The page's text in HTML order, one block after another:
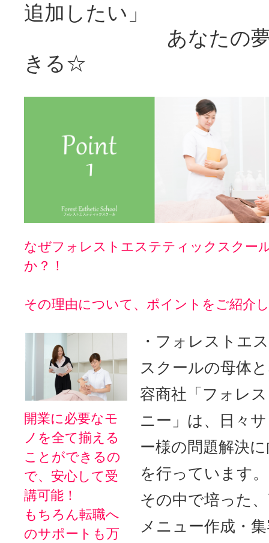
追加したい」
あなたの夢を
きる☆
なぜフォレストエステティックスクー
か？！
その理由について、ポイントをご紹介
開業に必要なモ
ノを全て揃える
ことができるの
で、安心して受
講可能！
もちろん転職へ
のサポートも万
・フォレストエ
スクールの母体
容商社「フォレ
ニー」は、日々
ー様の問題解決
を行っています。
その中で培った
メニュー作成・